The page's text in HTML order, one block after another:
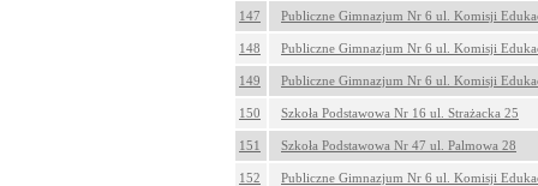
147 Publiczne Gimnazjum Nr 6 ul. Komisji
148 Publiczne Gimnazjum Nr 6 ul. Komisji
149 Publiczne Gimnazjum Nr 6 ul. Komisji
150 Szkoła Podstawowa Nr 16 ul. Strażacka 25
151 Szkoła Podstawowa Nr 47 ul. Palmowa 28
152 Publiczne Gimnazjum Nr 6 ul. Komisji